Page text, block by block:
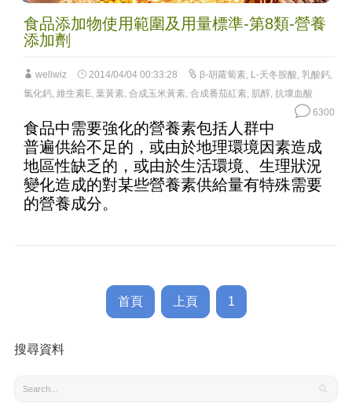
食品添加物使用範圍及用量標準-第8類-營養
添加劑
wellwiz 2014/04/04 00:33:28 β-胡蘿蔔素, L-天冬胺酸, 乳酸鈣,
氯化鈣, 維生素E, 葉黃素, 合成玉米黃素, 合成番茄紅素, 肌醇, 抗壞血酸
6300
食品中需要強化的營養素包括人群中
普遍供給不足的，或由於地理環境因素造成
地區性缺乏的，或由於生活環境、生理狀況
變化造成的對某些營養素供給量有特殊需要
的營養成分。
首頁 上頁 1
搜尋資料